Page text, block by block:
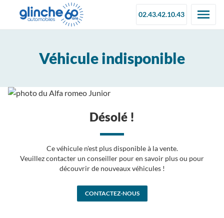
02.43.42.10.43
Véhicule indisponible
Désolé !
Ce véhicule n'est plus disponible à la vente.
Veuillez contacter un conseiller pour en savoir plus ou pour
découvrir de nouveaux véhicules !
CONTACTEZ-NOUS